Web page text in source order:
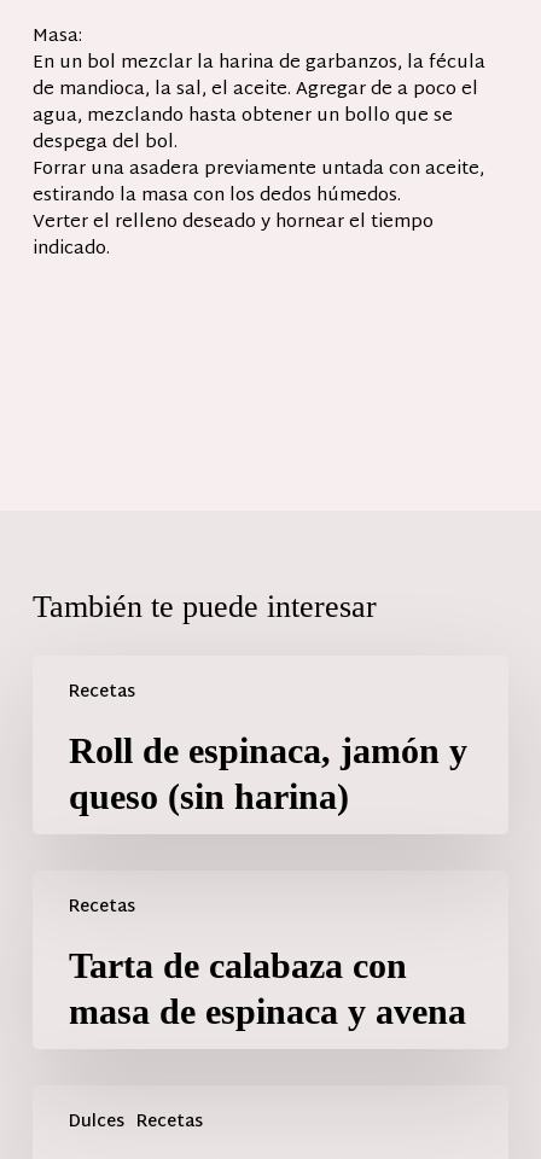
Masa:
En un bol mezclar la harina de garbanzos, la fécula
de mandioca, la sal, el aceite. Agregar de a poco el
agua, mezclando hasta obtener un bollo que se
despega del bol.
Forrar una asadera previamente untada con aceite,
estirando la masa con los dedos húmedos.
Verter el relleno deseado y hornear el tiempo
indicado.
También te puede interesar
Recetas
Roll de espinaca, jamón y
queso (sin harina)
Recetas
Tarta de calabaza con
masa de espinaca y avena
Dulces Recetas